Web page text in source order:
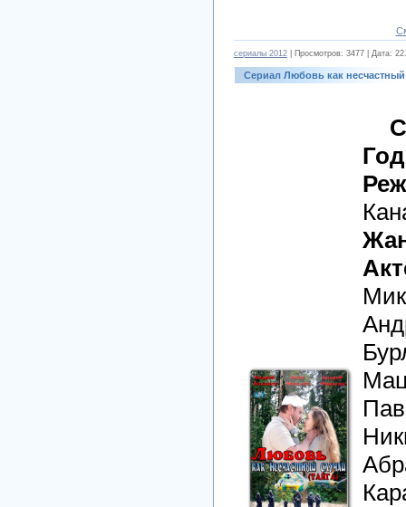
cериалы 2012 | Просмотров: 3477 | Дата:
Сериал Любовь как